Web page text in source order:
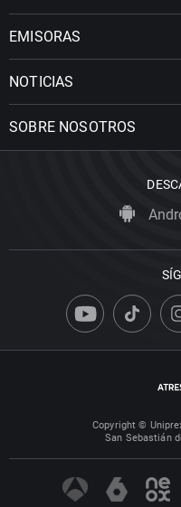
EMISORAS
NOTICIAS
SOBRE NOSOTROS
Copyright ©
San Sebastián